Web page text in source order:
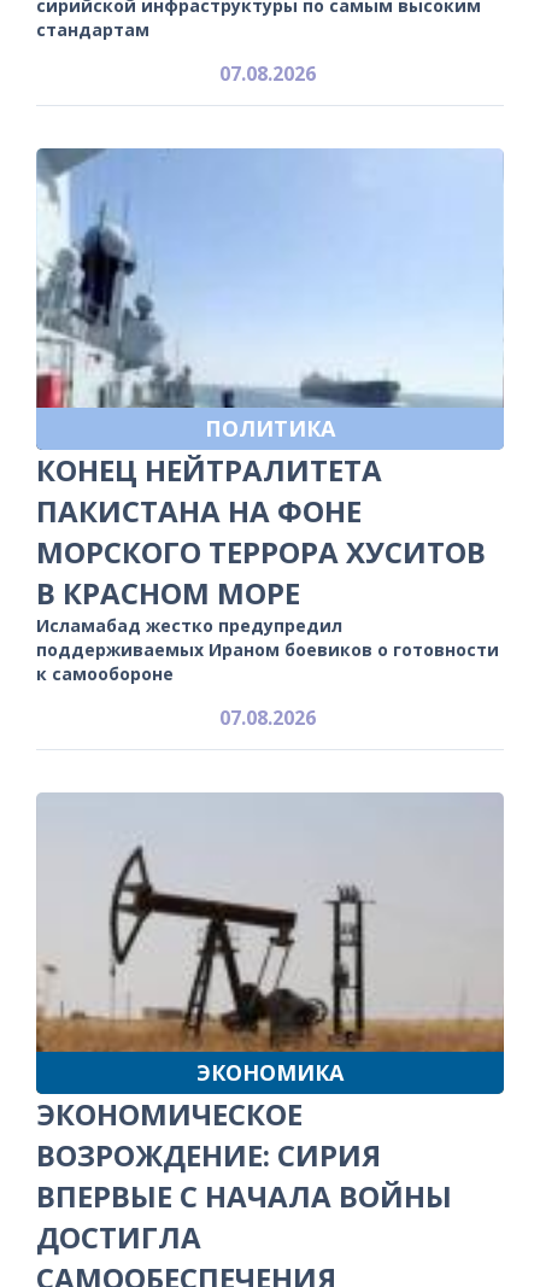
сирийской инфраструктуры по самым высоким
стандартам
07.08.2026
ПОЛИТИКА
КОНЕЦ НЕЙТРАЛИТЕТА
ПАКИСТАНА НА ФОНЕ
МОРСКОГО ТЕРРОРА ХУСИТОВ
В КРАСНОМ МОРЕ
Исламабад жестко предупредил
поддерживаемых Ираном боевиков о готовности
к самообороне
07.08.2026
ЭКОНОМИКА
ЭКОНОМИЧЕСКОЕ
ВОЗРОЖДЕНИЕ: СИРИЯ
ВПЕРВЫЕ С НАЧАЛА ВОЙНЫ
ДОСТИГЛА
САМООБЕСПЕЧЕНИЯ